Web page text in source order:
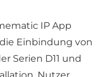
IP App
Einbindung von
Serien D11 und